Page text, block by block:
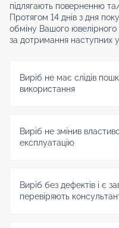
підлягають поверненню
Протягом 14 днів з дня
обміну Вашого ювелірного
за дотримання наступних
Виріб не має слідів
використання
Виріб не змінив
експлуатацію
Виріб без дефектів і є
перевіряють